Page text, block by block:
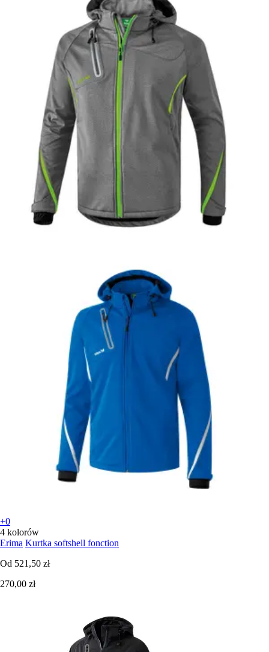
+0
4 kolorów
Erima Kurtka softshell fonction
Od 521,50 zł
270,00 zł